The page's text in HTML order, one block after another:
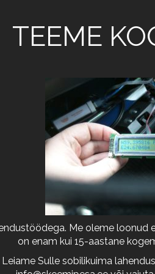
TEEME
Me oleme
on enam kui 15-aastane
Sulle sobilikuima